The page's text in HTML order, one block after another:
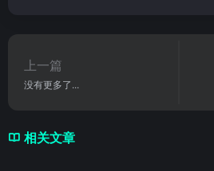
上一篇
没有更多了...
相关文章